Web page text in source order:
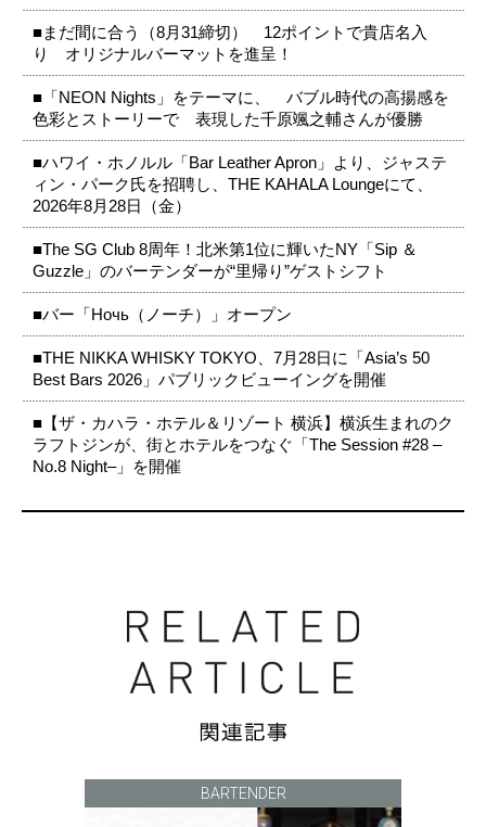
■まだ間に合う（8月31締切） 12ポイントで貴店名入
り オリジナルバーマットを進呈！
■「NEON Nights」をテーマに、 バブル時代の高揚感を
色彩とストーリーで 表現した千原颯之輔さんが優勝
■ハワイ・ホノルル「Bar Leather Apron」より、ジャステ
ィン・パーク氏を招聘し、THE KAHALA Loungeにて、
2026年8月28日（金）
■The SG Club 8周年！北米第1位に輝いたNY「Sip ＆
Guzzle」のバーテンダーが“里帰り”ゲストシフト
■バー「Ночь（ノーチ）」オープン
■THE NIKKA WHISKY TOKYO、7月28日に「Asia’s 50
Best Bars 2026」パブリックビューイングを開催
■【ザ・カハラ・ホテル＆リゾート 横浜】横浜生まれのク
ラフトジンが、街とホテルをつなぐ「The Session #28 –
No.8 Night–」を開催
BARTENDER